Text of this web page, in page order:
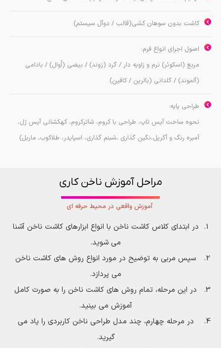
كاشت بدون سوهان کشی(قالب / دوآل سیستم)
اصول اجرای انواع فرم:
مربع (اسکوئر) نرم و زاویه دار / گرد (رَوند) / بیضی (اُوال) / بادامی
(آلموند) / گلدانی (بالرین / کافین)
طراحي پايه:
نحوه ساخت آیس تاپ، طراحي با كروم، شاتركروم، كهكشاني آیس ژل،
آمبره رنگ و آكريل،نگين گذاري ،شبنم گذاري، اسپايدر، طلاكوب، ماربل)
مراحل آموزش ناخن کاری
آموزش واقعی در محیط حرفه ای
در ابتدای کلاس کاشت ناخن با انواع ابزارهای کاشت ناخن آشنا
می شوید.
سپس مربی به توضیح در مورد انواع روش های کاشت ناخن
می پردازد.
در این مرحله، تمام روش های کاشت ناخن را به صورت کامل
آموزش می بینید.
در مرحله چهارم، چند مدل طراحی ناخن کاربردی را یاد می
گیرید.